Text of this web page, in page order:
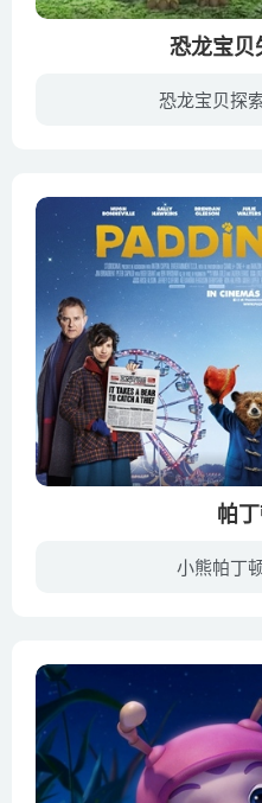
恐龙宝贝
恐龙宝贝探
帕
小熊帕丁